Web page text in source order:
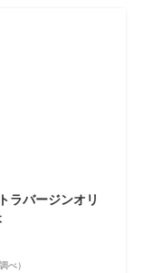
ラバージンオリ
べ）